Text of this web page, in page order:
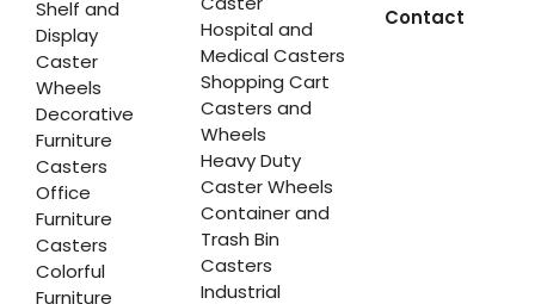
Shelf and
Display
Caster
Wheels
Decorative
Furniture
Casters
Office
Furniture
Casters
Colorful
Furniture
Hospital and
Medical Casters
Shopping Cart
Casters and
Wheels
Heavy Duty
Caster Wheels
Container and
Trash Bin
Casters
Industrial
Contact